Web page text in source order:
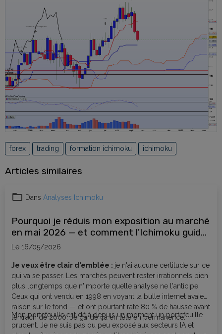
forex trading formation ichimoku ichimoku
Articles similaires
Dans Analyses Ichimoku
Pourquoi je réduis mon exposition au marché
en mai 2026 — et comment l'Ichimoku guide
mes décisions
Le 16/05/2026
Je veux être clair d'emblée : je n'ai aucune certitude sur ce
qui va se passer. Les marchés peuvent rester irrationnels bien
plus longtemps que n'importe quelle analyse ne l'anticipe.
Ceux qui ont vendu en 1998 en voyant la bulle internet avaient
raison sur le fond — et ont pourtant raté 80 % de hausse avant
le krach de 2000. Je garde ça en tête en permanence.
Mon portefeuille est déjà depuis un moment un portefeuille
prudent. Je ne suis pas ou peu exposé aux secteurs IA et